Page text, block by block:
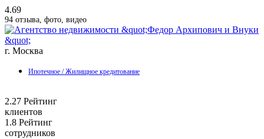
4.69
94 отзыва, фото, видео
г. Москва
Ипотечное / Жилищное кредитование
2.27 Рейтинг
клиентов
1.8 Рейтинг
сотрудников